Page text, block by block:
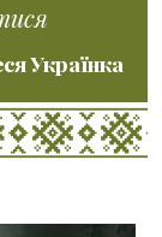
Українка